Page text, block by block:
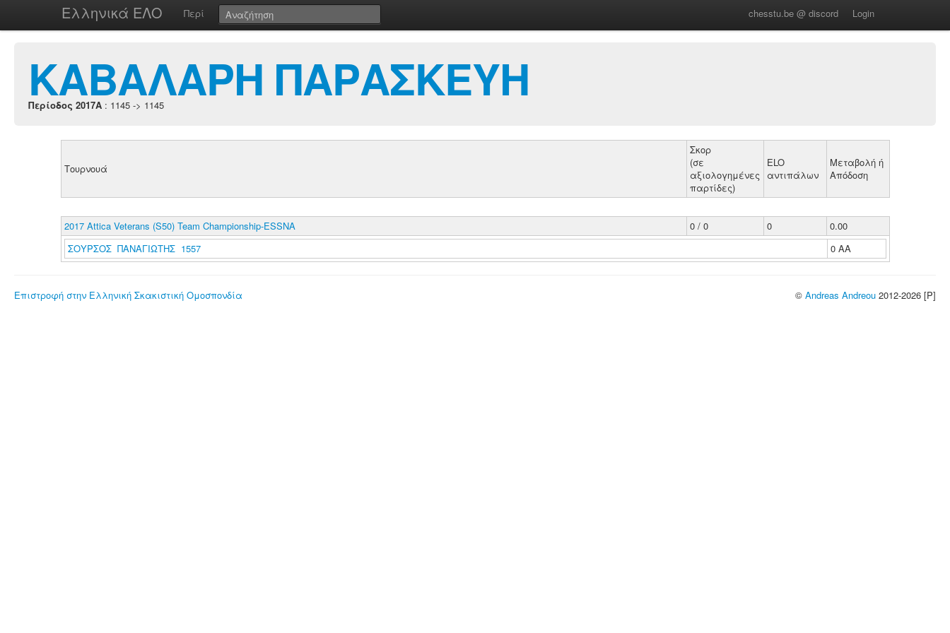
Ελληνικά ΕΛΟ Περί chesstu.be @ discord Login
ΚΑΒΑΛΑΡΗ ΠΑΡΑΣΚΕΥΗ
Περίοδος 2017A : 1145 -> 1145
Τουρνουά
Σκορ
(σε
αξιολογημένες
παρτίδες)
ELO
αντιπάλων
Μεταβολή ή
Απόδοση
2017 Attica Veterans (S50) Team Championship-ESSΝΑ 0 / 0 0
0.00
ΣΟΥΡΣΟΣ ΠΑΝΑΓΙΩΤΗΣ 1557
0 ΑΑ
Επιστροφή στην Ελληνική Σκακιστική Ομοσπονδία © Andreas Andreou 2012-2026 [P]